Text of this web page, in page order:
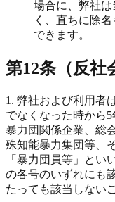
場合に、弊社
く、直ちに除
できます。
第12条（反社
1. 弊社および利用者
でなくなった時から
暴力団関係企業、総
殊知能暴力集団等、
「暴力団員等」とい
の各号のいずれにも
たっても該当しない